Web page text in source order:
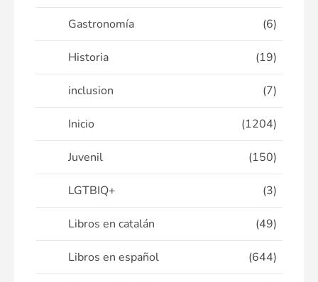
Gastronomía (6)
Historia (19)
inclusion (7)
Inicio (1204)
Juvenil (150)
LGTBIQ+ (3)
Libros en catalán (49)
Libros en español (644)